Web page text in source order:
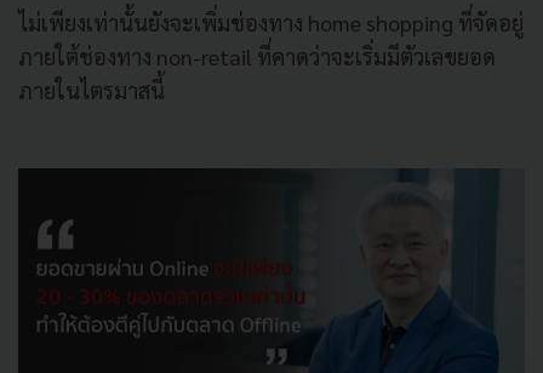
ไม่เพียงเท่านั้นยังจะเพิ่มช่องทาง home shopping ที่จัดอยู่
ภายใต้ช่องทาง non-retail ที่คาดว่าจะเริ่มมีตัวเลขยอด
ภายในไตรมาสนี้